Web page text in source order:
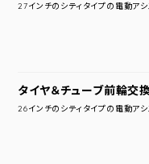
27インチのシティタイプの電動ア
タイヤ＆チューブ前輪交
26インチのシティタイプの電動ア